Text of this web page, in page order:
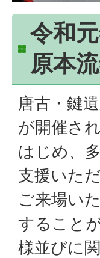
令和
原本
唐古・鍵
が開催さ
はじめ、
支援いた
ご来場い
すること
様並びに